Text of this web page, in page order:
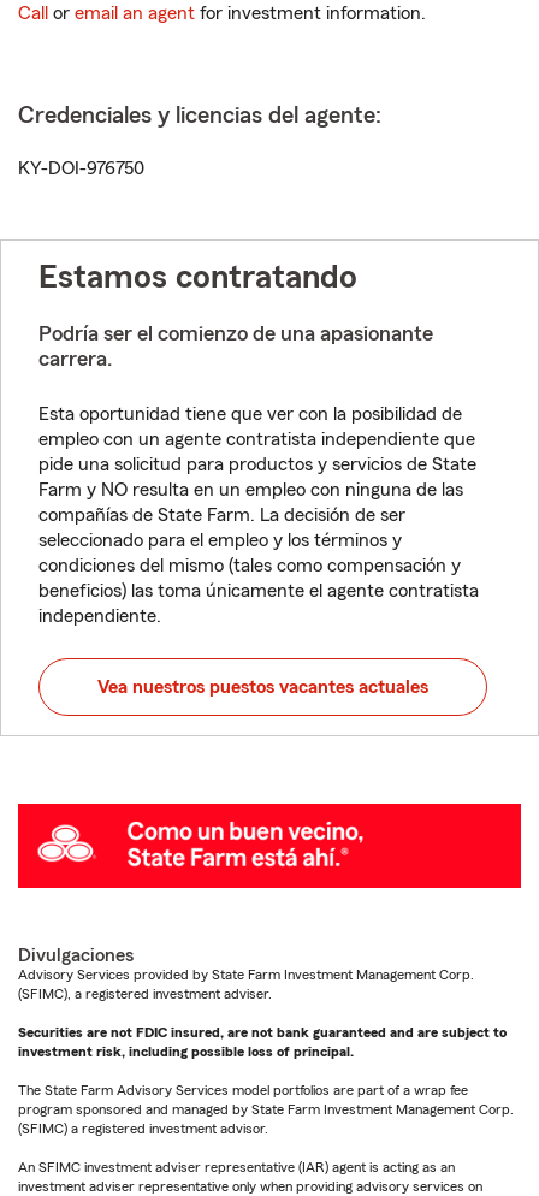
Call or email an agent for investment information.
Credenciales y licencias del agente:
KY-DOI-976750
Estamos contratando
Podría ser el comienzo de una apasionante
carrera.
Esta oportunidad tiene que ver con la posibilidad de
empleo con un agente contratista independiente que
pide una solicitud para productos y servicios de State
Farm y NO resulta en un empleo con ninguna de las
compañías de State Farm. La decisión de ser
seleccionado para el empleo y los términos y
condiciones del mismo (tales como compensación y
beneficios) las toma únicamente el agente contratista
independiente.
Vea nuestros puestos vacantes actuales
Divulgaciones
Advisory Services provided by State Farm Investment Management Corp.
(SFIMC), a registered investment adviser.
Securities are not FDIC insured, are not bank guaranteed and are subject to
investment risk, including possible loss of principal.
The State Farm Advisory Services model portfolios are part of a wrap fee
program sponsored and managed by State Farm Investment Management Corp.
(SFIMC) a registered investment advisor.
An SFIMC investment adviser representative (IAR) agent is acting as an
investment adviser representative only when providing advisory services on